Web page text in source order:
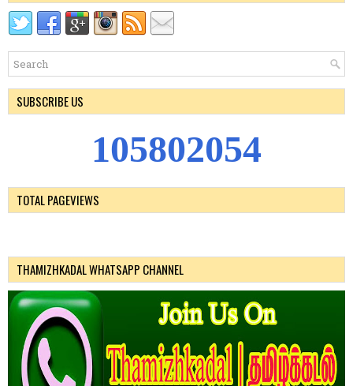
SUBSCRIBE US
105802054
TOTAL PAGEVIEWS
THAMIZHKADAL WHATSAPP CHANNEL